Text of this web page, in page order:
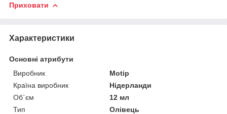
Приховати
Характеристики
Основні атрибути
Виробник
Motip
Країна виробник
Нідерланди
Об`єм
12 мл
Тип
Олівець